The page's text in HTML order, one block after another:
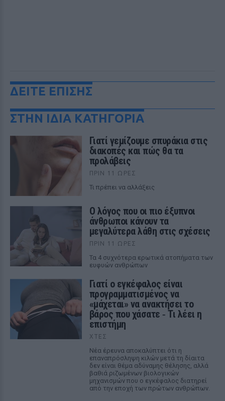
ΔΕΙΤΕ ΕΠΙΣΗΣ
ΣΤΗΝ ΙΔΙΑ ΚΑΤΗΓΟΡΙΑ
Γιατί γεμίζουμε σπυράκια στις
διακοπές και πώς θα τα
προλάβεις
ΠΡΙΝ 11 ΏΡΕΣ
Τι πρέπει να αλλάξεις
Ο λόγος που οι πιο έξυπνοι
άνθρωποι κάνουν τα
μεγαλύτερα λάθη στις σχέσεις
ΠΡΙΝ 11 ΏΡΕΣ
Τα 4 συχνότερα ερωτικά ατοπήματα των
ευφυών ανθρώπων
Γιατί ο εγκέφαλος είναι
προγραμματισμένος να
«μάχεται» να ανακτήσει το
βάρος που χάσατε ‑ Τι λέει η
επιστήμη
ΧΤΕΣ
Νέα έρευνα αποκαλύπτει ότι η
επαναπρόσληψη κιλών μετά τη δίαιτα
δεν είναι θέμα αδύναμης θέλησης, αλλά
βαθιά ριζωμένων βιολογικών
μηχανισμών που ο εγκέφαλος διατηρεί
από την εποχή των πρώτων ανθρώπων.